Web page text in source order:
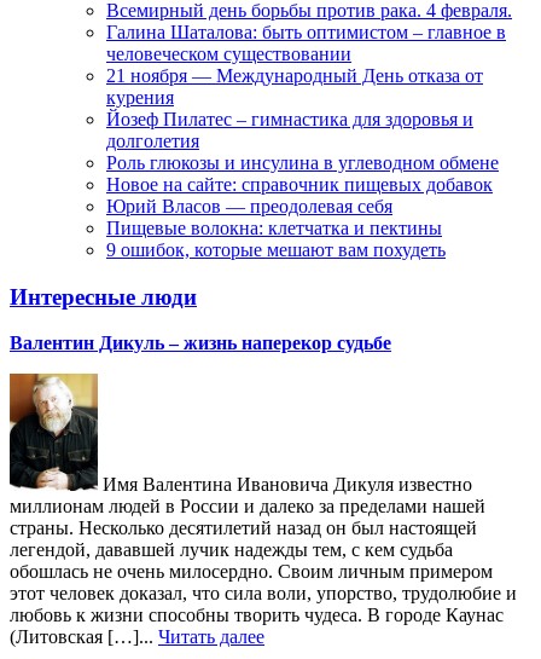
Всемирный день борьбы против рака. 4 февраля.
Галина Шаталова: быть оптимистом – главное в
человеческом существовании
21 ноября — Международный День отказа от
курения
Йозеф Пилатес – гимнастика для здоровья и
долголетия
Роль глюкозы и инсулина в углеводном обмене
Новое на сайте: справочник пищевых добавок
Юрий Власов — преодолевая себя
Пищевые волокна: клетчатка и пектины
9 ошибок, которые мешают вам похудеть
Интересные люди
Валентин Дикуль – жизнь наперекор судьбе
Имя Валентина Ивановича Дикуля известно
миллионам людей в России и далеко за пределами нашей
страны. Несколько десятилетий назад он был настоящей
легендой, дававшей лучик надежды тем, с кем судьба
обошлась не очень милосердно. Своим личным примером
этот человек доказал, что сила воли, упорство, трудолюбие и
любовь к жизни способны творить чудеса. В городе Каунас
(Литовская […]... Читать далее